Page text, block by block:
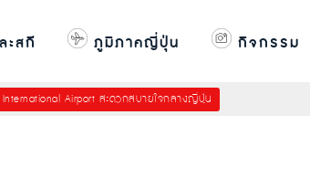
ะสกี ภูมิภาคญี่ปุ่น กิจกรรม
International Airport สะดวกสบายใจกลางญี่ปุ่น